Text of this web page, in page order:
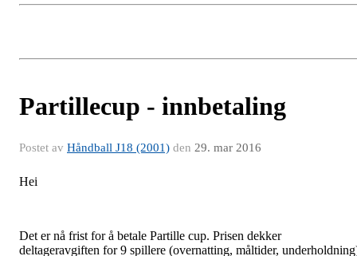
Partillecup - innbetaling
Postet av Håndball J18 (2001) den 29. mar 2016
Hei
Det er nå frist for å betale Partille cup. Prisen dekker
deltageravgiften for 9 spillere (overnatting, måltider,